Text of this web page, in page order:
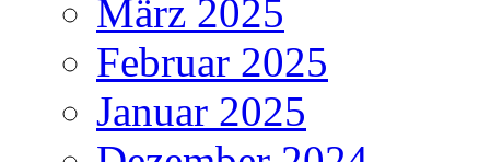
März 2025
Februar 2025
Januar 2025